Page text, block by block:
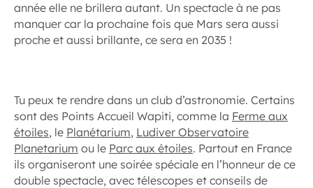
année elle ne brillera autant. Un spectacle à ne pas
manquer car la prochaine fois que Mars sera aussi
proche et aussi brillante, ce sera en 2035 !
Tu peux te rendre dans un club d’astronomie. Certains
sont des Points Accueil Wapiti, comme la Ferme aux
étoiles, le Planétarium, Ludiver Observatoire
Planetarium ou le Parc aux étoiles. Partout en France
ils organiseront une soirée spéciale en l’honneur de ce
double spectacle, avec télescopes et conseils de